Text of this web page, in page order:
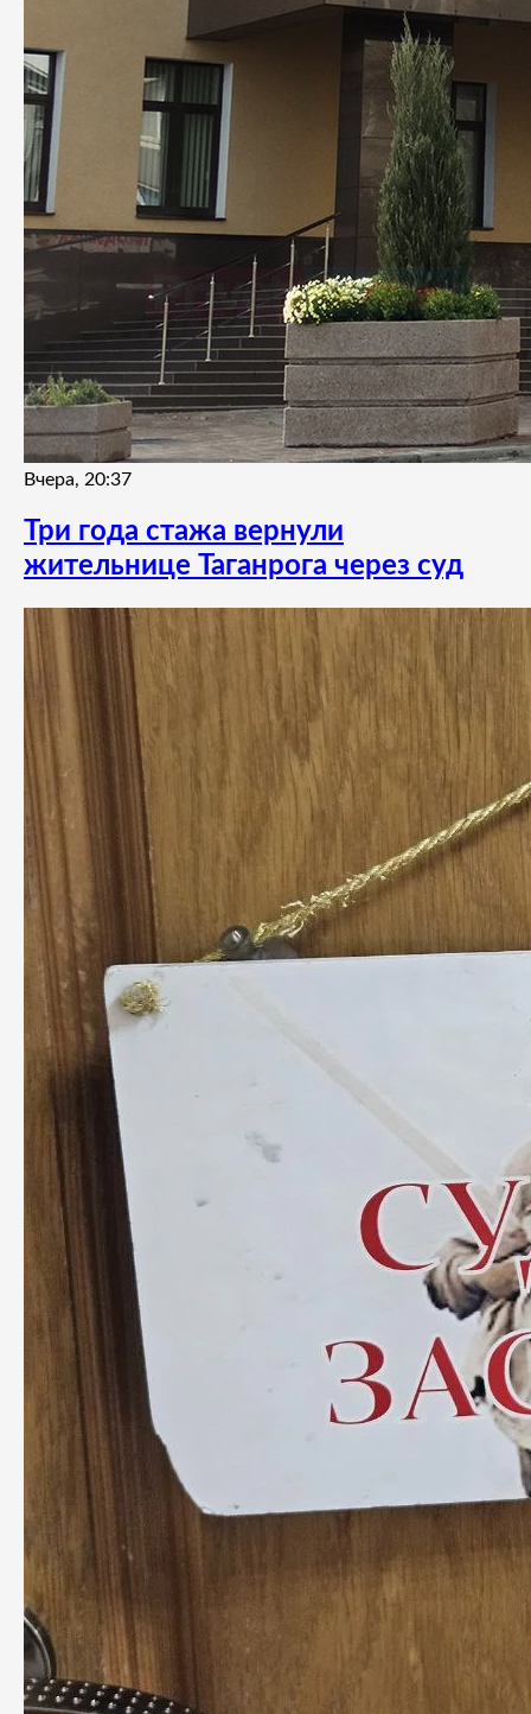
Вчера, 20:37
Три года стажа вернули
жительнице Таганрога через суд